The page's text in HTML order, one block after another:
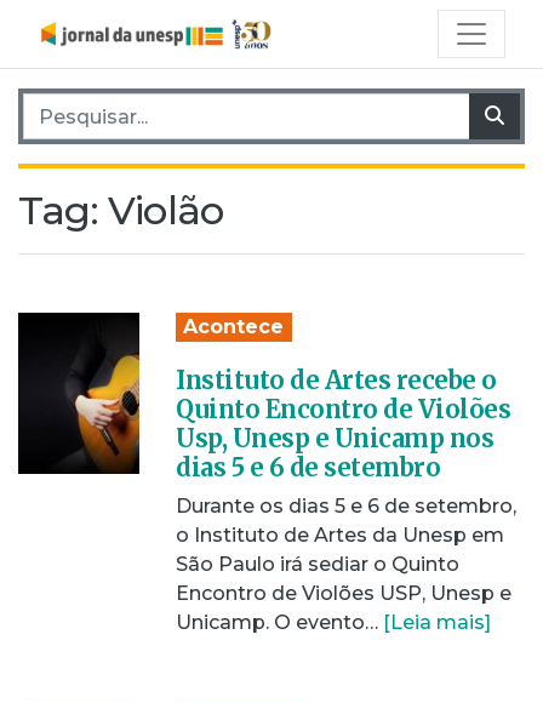
Pesquisar por:
Tag: Violão
Acontece
Instituto de Artes recebe o
Quinto Encontro de Violões
Usp, Unesp e Unicamp nos
dias 5 e 6 de setembro
Durante os dias 5 e 6 de setembro,
o Instituto de Artes da Unesp em
São Paulo irá sediar o Quinto
Encontro de Violões USP, Unesp e
Unicamp. O evento… [Leia mais]